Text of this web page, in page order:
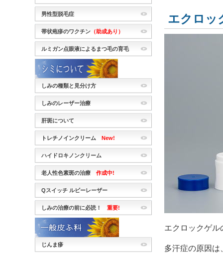
エクロッ
エクロックゲ
多汗症の原因は
男性型脱毛症
帯状疱疹のワクチン （助成あり）
ルミガン点眼液によるまつ毛の育毛
しみの種類と見分け方
しみのレーザー治療
肝斑について
トレチノインクリーム New!
ハイドロキノンクリーム
老人性色素斑の治療 作成中!
Qスイッチ ルビーレーザー
しみの治療の前に必読！ 重要!
じんま疹